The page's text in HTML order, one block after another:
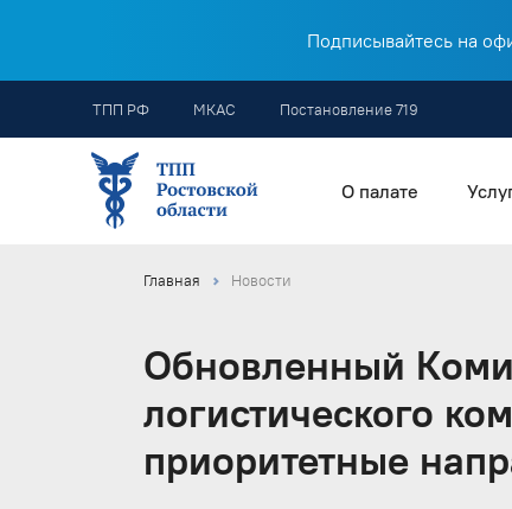
Подписывайтесь на
ТПП РФ МКАС Постановление 719
О палате
Главная Новости
Обновленный
логистического
приоритетные